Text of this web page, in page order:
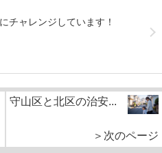
チャレンジしています！
守山区と北区の治安...
＞次のページ